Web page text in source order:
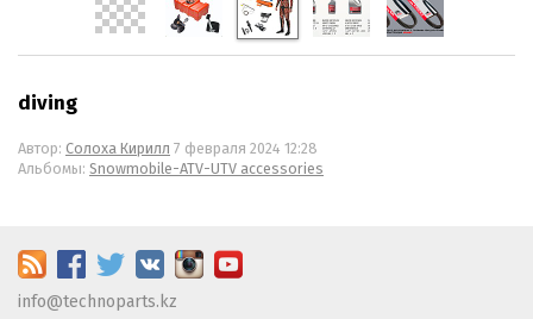
diving
Автор: Солоха Кирилл 7 февраля 2024 12:28
Альбомы: Snowmobile-ATV-UTV accessories
info@technoparts.kz